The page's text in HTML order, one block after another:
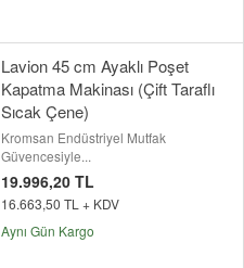
Lavion 45 cm Ayaklı Poşet
Kapatma Makinası (Çift Taraflı
Sıcak Çene)
Kromsan Endüstriyel Mutfak
Güvencesiyle...
19.996,20 TL
16.663,50 TL + KDV
Aynı Gün Kargo